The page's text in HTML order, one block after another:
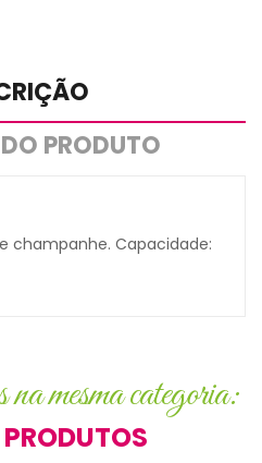
PRODUTO
champanhe. Capacidade:
mesma categoria: